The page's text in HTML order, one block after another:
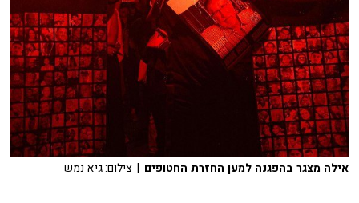
אילה מצגר בהפגנה למען החזרת החטופים | צילום: גיא נמש